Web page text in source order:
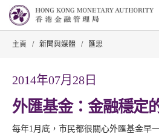
主頁 / 新聞與媒體 / 匯思
2014年07月28日
外匯基金：金融穩定
每年1月底，市民都很關心外匯基金早